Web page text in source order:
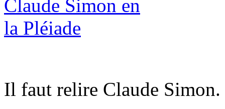
Il faut relire Claude Simon.